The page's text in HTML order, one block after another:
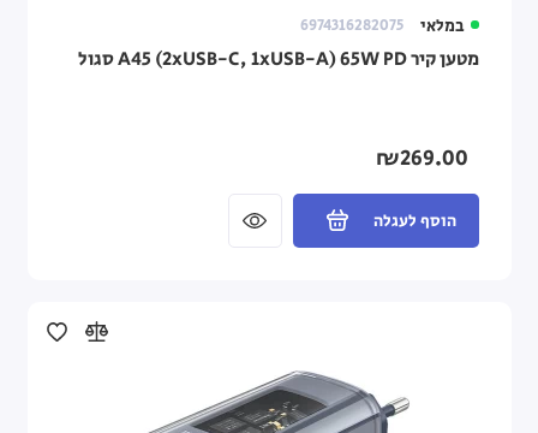
במלאי 6974316282075
מטען קיר A45 (2xUSB-C, 1xUSB-A) 65W PD סגול
₪269.00
הוסף לעגלה